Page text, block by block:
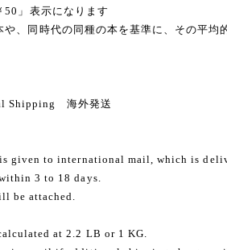
」表示になります
、同時代の同種の本を基準に、その平均
Shipping 海外発送
given to international mail, which is
3 to 18 days.
be attached.
at 2.2 LB or 1 KG.